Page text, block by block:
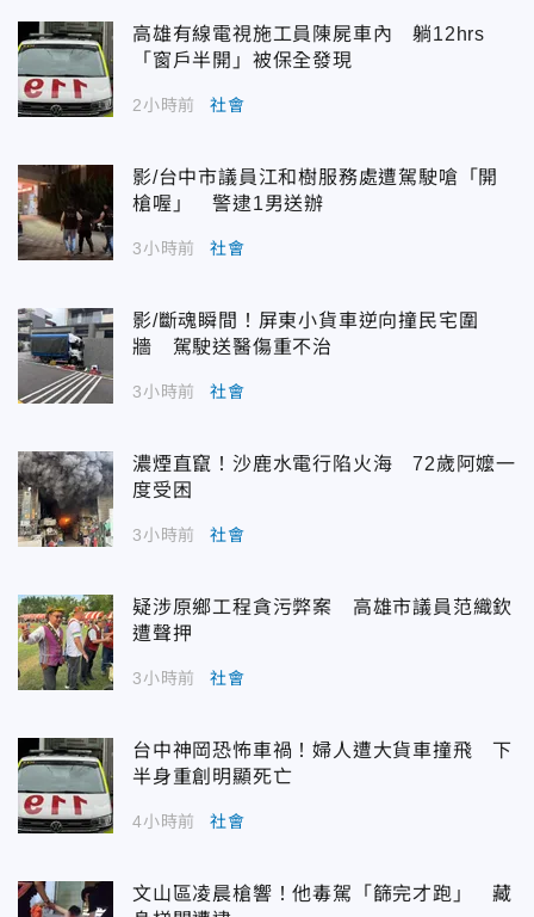
高雄有線電視施工員陳屍車內 躺12hrs
「窗戶半開」被保全發現
2小時前 社會
影/台中市議員江和樹服務處遭駕駛嗆「開
槍喔」 警逮1男送辦
3小時前 社會
影/斷魂瞬間！屏東小貨車逆向撞民宅圍
牆 駕駛送醫傷重不治
3小時前 社會
濃煙直竄！沙鹿水電行陷火海 72歲阿嬤一
度受困
3小時前 社會
疑涉原鄉工程貪污弊案 高雄市議員范織欽
遭聲押
3小時前 社會
台中神岡恐怖車禍！婦人遭大貨車撞飛 下
半身重創明顯死亡
4小時前 社會
文山區凌晨槍響！他毒駕「篩完才跑」 藏